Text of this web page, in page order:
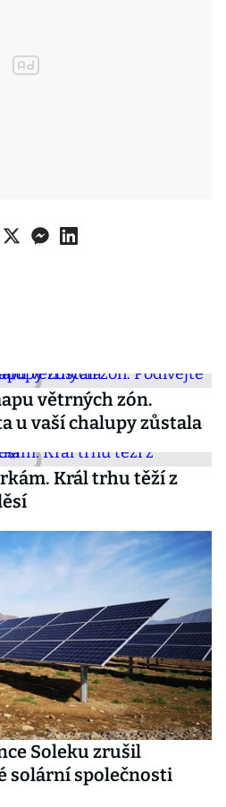
větrných zón.
u vaší chalupy zůstala
Král trhu těží z
Soleku zrušil
solární společnosti